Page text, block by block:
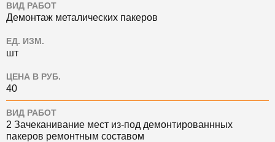
ВИД РАБОТ
Демонтаж металических пакеров
ЕД. ИЗМ.
шт
ЦЕНА В РУБ.
40
ВИД РАБОТ
2 Зачеканивание мест из-под демонтированнных
пакеров ремонтным составом